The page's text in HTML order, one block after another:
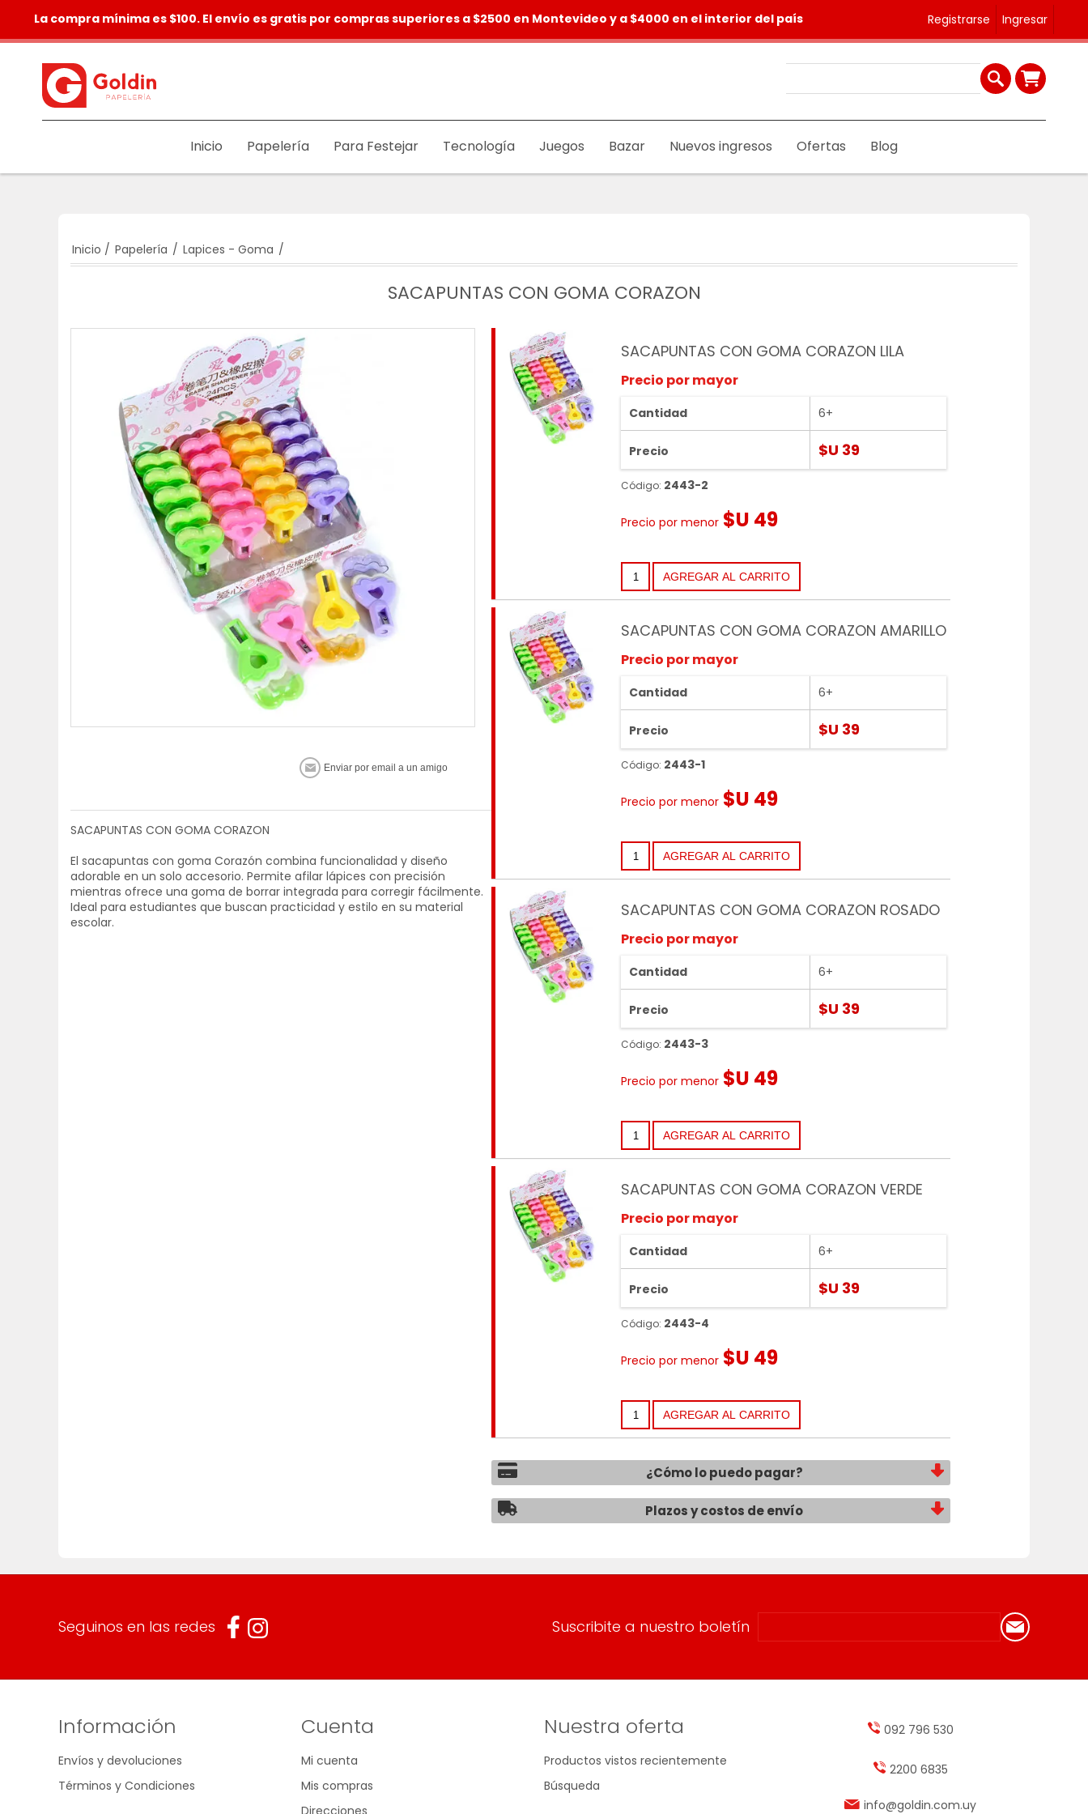
Registrarse Ingresar
La compra mínima es $100. El envío es gratis por compras superiores a $2500 en Montevideo y a $4000 en el interior del país
Inicio Papelería Para Festejar Tecnología Juegos Bazar Nuevos ingresos Ofertas Blog
Inicio / Papelería / Lapices - Goma /
SACAPUNTAS CON GOMA CORAZON
SACAPUNTAS CON GOMA CORAZON
El sacapuntas con goma Corazón combina funcionalidad y diseño
adorable en un solo accesorio. Permite afilar lápices con precisión
mientras ofrece una goma de borrar integrada para corregir fácilmente.
Ideal para estudiantes que buscan practicidad y estilo en su material
escolar.
SACAPUNTAS CON GOMA CORAZON LILA
Precio por mayor
Cantidad 6+
Precio $U 39
Código: 2443-2
Precio por menor $U 49
SACAPUNTAS CON GOMA CORAZON AMARILLO
Precio por mayor
Cantidad 6+
Precio $U 39
Código: 2443-1
Precio por menor $U 49
SACAPUNTAS CON GOMA CORAZON ROSADO
Precio por mayor
Cantidad 6+
Precio $U 39
Código: 2443-3
Precio por menor $U 49
SACAPUNTAS CON GOMA CORAZON VERDE
Precio por mayor
Cantidad 6+
Precio $U 39
Código: 2443-4
Precio por menor $U 49
¿Cómo lo puedo pagar?
Plazos y costos de envío
Seguinos en las redes Suscribite a nuestro boletín
Información
Envíos y devoluciones
Términos y Condiciones
Cuenta
Mi cuenta
Mis compras
Direcciones
Nuestra oferta
Productos vistos recientemente
Búsqueda
092 796 530
2200 6835
info@goldin.com.uy